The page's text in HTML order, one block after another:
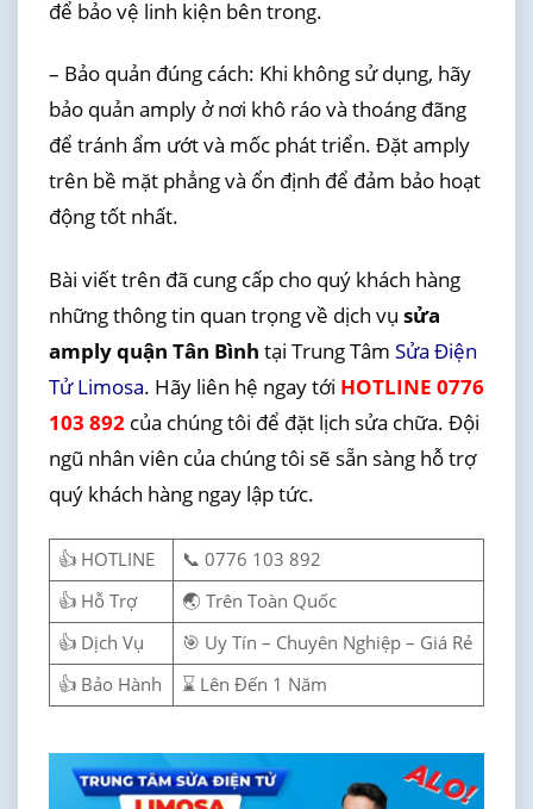
để bảo vệ linh kiện bên trong.
– Bảo quản đúng cách: Khi không sử dụng, hãy
bảo quản amply ở nơi khô ráo và thoáng đãng
để tránh ẩm ướt và mốc phát triển. Đặt amply
trên bề mặt phẳng và ổn định để đảm bảo hoạt
động tốt nhất.
Bài viết trên đã cung cấp cho quý khách hàng
những thông tin quan trọng về dịch vụ sửa
amply quận Tân Bình tại Trung Tâm Sửa Điện
Tử Limosa. Hãy liên hệ ngay tới HOTLINE 0776
103 892của chúng tôi để đặt lịch sửa chữa. Đội
ngũ nhân viên của chúng tôi sẽ sẵn sàng hỗ trợ
quý khách hàng ngay lập tức.
👍 HOTLINE
📞 0776 103 892
👍 Hỗ Trợ
🌏 Trên Toàn Quốc
👍 Dịch Vụ
🎯 Uy Tín – Chuyên Nghiệp – Giá Rẻ
👍 Bảo Hành
⌛ Lên Đến 1 Năm